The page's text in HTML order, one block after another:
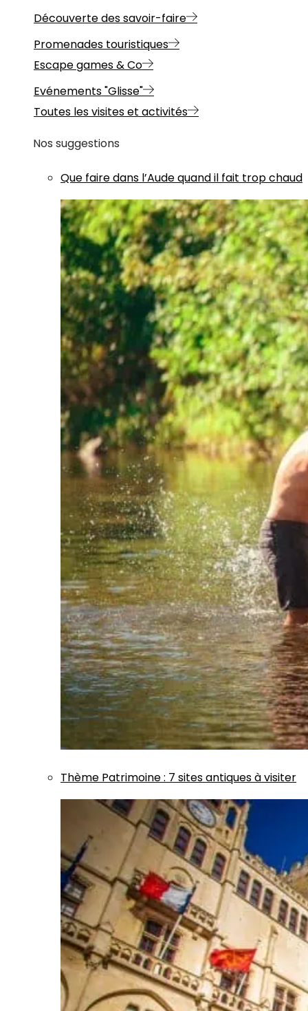
Découverte des savoir-faire
Promenades touristiques
Escape games & Co
Evénements "Glisse"
Toutes les visites et activités
Nos suggestions
Que faire dans l’Aude quand il fait trop chaud
Thème Patrimoine: 7 sites antiques à visiter